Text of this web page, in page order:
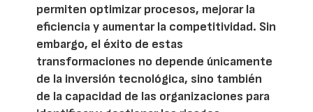
permiten optimizar procesos, mejorar la
eficiencia y aumentar la competitividad. Sin
embargo, el éxito de estas
transformaciones no depende únicamente
de la inversión tecnológica, sino también
de la capacidad de las organizaciones para